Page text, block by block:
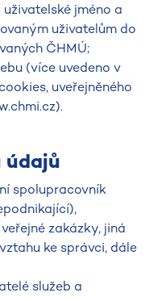
jméno a
uživatelům do
ČHMÚ;
(více uvedeno v
uveřejněného
údajů
spolupracovník
zakázky, jiná
ke správci, dále
služeb a